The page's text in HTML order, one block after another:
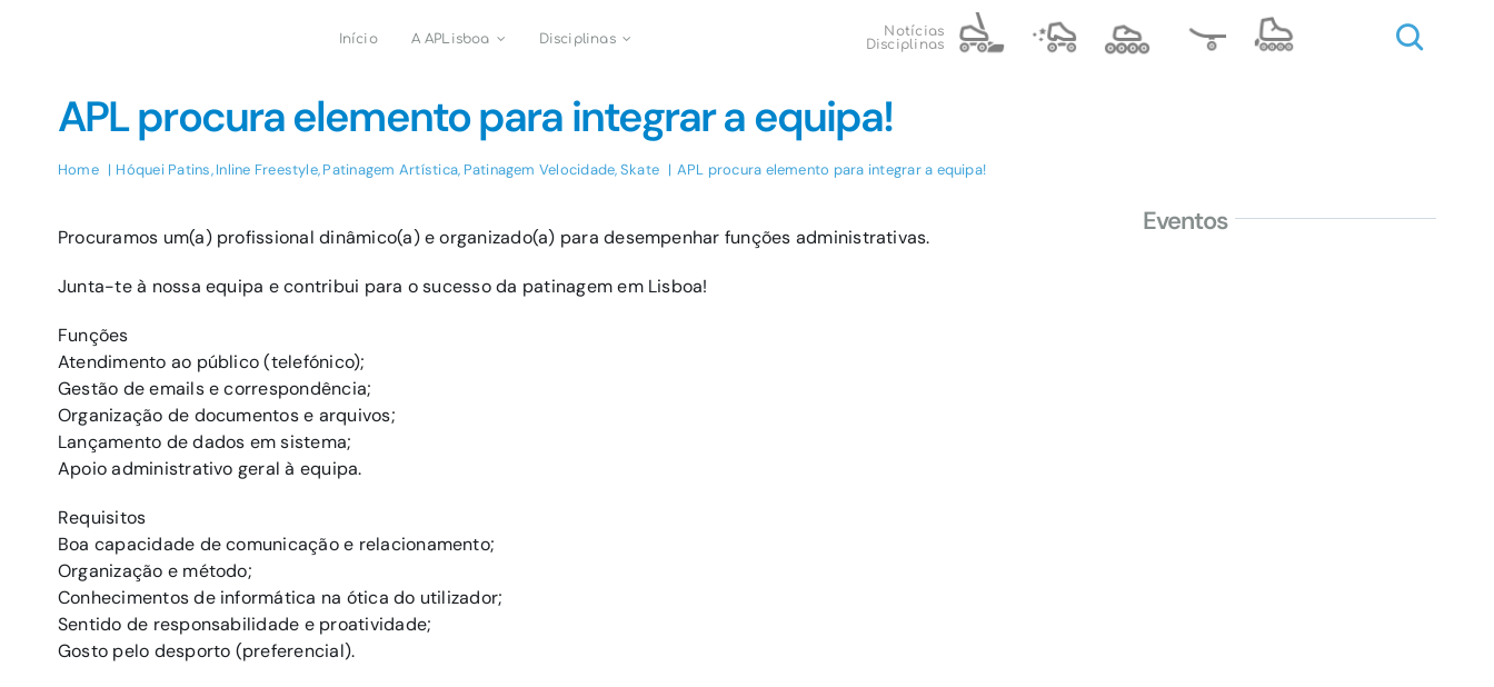
Início A APLisboa Disciplinas
Notícias
Disciplinas
APL procura elemento para integrar a equipa!
Home Hóquei Patins Inline Freestyle Patinagem Artística Patinagem Velocidade Skate APL procura elemento para integrar a equipa!
Procuramos um(a) profissional dinâmico(a) e organizado(a) para desempenhar funções administrativas.
Junta-te à nossa equipa e contribui para o sucesso da patinagem em Lisboa!
Funções
Atendimento ao público (telefónico);
Gestão de emails e correspondência;
Organização de documentos e arquivos;
Lançamento de dados em sistema;
Apoio administrativo geral à equipa.
Requisitos
Boa capacidade de comunicação e relacionamento;
Organização e método;
Conhecimentos de informática na ótica do utilizador;
Sentido de responsabilidade e proatividade;
Gosto pelo desporto (preferencial).
Eventos